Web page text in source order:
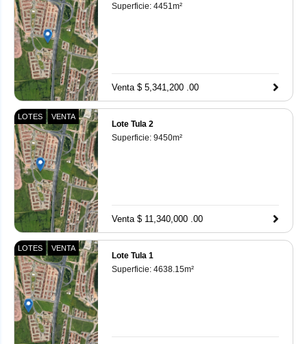
Superficie: 4451 m²
Venta $ 5,341,200 .00
LOTES VENTA
Lote Tula 2
Superficie: 9450m²
Venta $ 11,340,000 .00
LOTES VENTA
Lote Tula 1
Superficie: 4638.15m²